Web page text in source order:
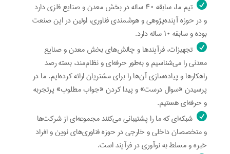
تیم ما، سابقه ۴۰ ساله در بخش معدن و صنایع فلزی دارد
و در حوزه آینده‌پژوهی و هوشمندی فناوری، اولین در این صنعت
بوده و سابقه ۱۰ ساله دارد.
تجهیزات، فرآیندها و چالش‌های بخش معدن و صنایع
معدنی را می‌شناسیم و به‌طور حرفه‌ای و نظام‌مند، بسته رصد
راهکارها و پیاده‌سازی آن‌ها را برای مشتریان ارائه کرده‌ایم. ما در
پرسیدن «سوال درست» و پیدا کردن «جواب مطلوب» پرتجربه
و حرفه‌ای هستیم.
شبکه‌ای که ما را پشتیبانی می‌کنند مجموعه‌ای از شرکت‌ها
و متخصصان داخلی و خارجی در حوزه فناوری‌های نوین و افراد
خبره و مسلط به نوآوری در فرآیند است.